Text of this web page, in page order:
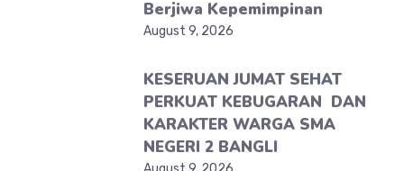
Berjiwa Kepemimpinan
August 9, 2026
KESERUAN JUMAT SEHAT
PERKUAT KEBUGARAN DAN
KARAKTER WARGA SMA
NEGERI 2 BANGLI